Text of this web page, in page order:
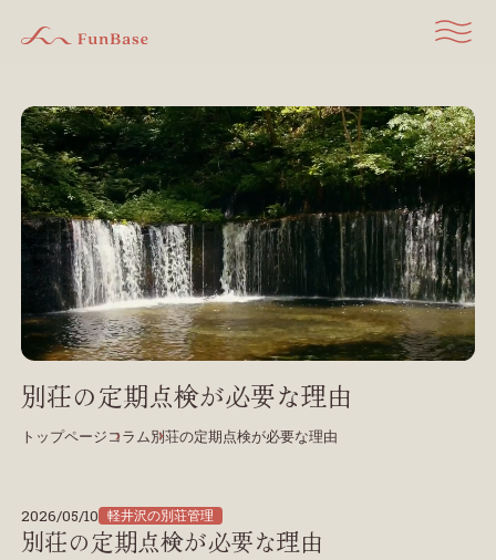
別荘の定期点検が必要な理由
トップページ コラム別荘の定期点検が必要な理由
2026/05/10 軽井沢の別荘管理
別荘の定期点検が必要な理由